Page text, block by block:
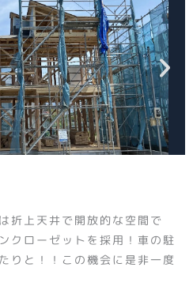
折上天井で開放的な空間で
クローゼットを採用！車の駐
りと！！この機会に是非一度